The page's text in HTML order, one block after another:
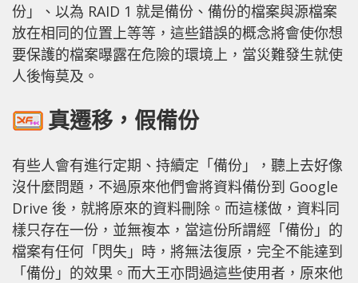
份」、以為 RAID 1 就是備份、備份的檔案與源檔案
放在相同的位置上等等，這些錯誤的概念將會使你想
要保護的檔案曝露在危險的環境上，當災難發生就使
人後悔莫及。
真遷移，假備份
有些人會有進行定期、持續定「備份」，聽上去好像
沒什麼問題，不過原來他們會將資料備份到 Google
Drive 後，就將原來的資料刪除。而這樣做，資料同
樣只存在一份，並無複本，當這份所謂經「備份」的
檔案有任何「閃失」時，將無法復原，完全不能達到
「備份」的效果。而大王亦問過這些使用者，原來他